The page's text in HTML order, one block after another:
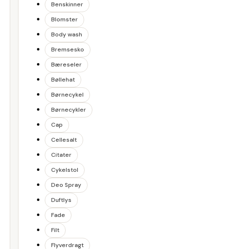
Benskinner
Blomster
Body wash
Bremsesko
Bæreseler
Bøllehat
Børnecykel
Børnecykler
Cap
Cellesalt
Citater
Cykelstol
Deo Spray
Duftlys
Fade
Filt
Flyverdragt